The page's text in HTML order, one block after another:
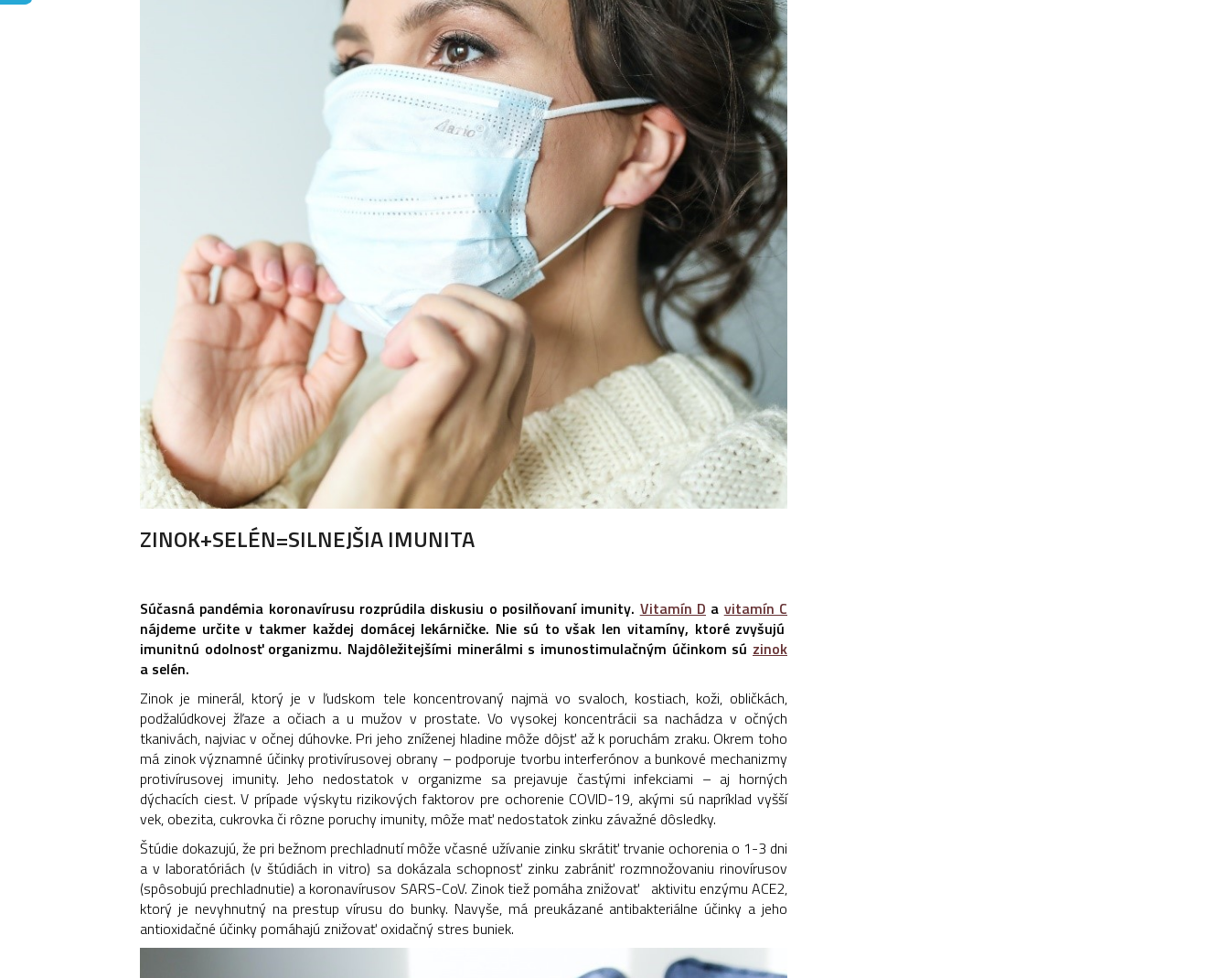
ZINOK+SELÉN=SILNEJŠIA IMUNITA
Súčasná pandémia koronavírusu rozprúdila diskusiu o posilňovaní imunity. Vitamín D a vitamín C
nájdeme určite v takmer každej domácej lekárničke. Nie sú to však len vitamíny, ktoré zvyšujú
imunitnú odolnosť organizmu. Najdôležitejšími minerálmi s imunostimulačným účinkom sú zinok
a selén.
Zinok je minerál, ktorý je v ľudskom tele koncentrovaný najmä vo svaloch, kostiach, koži, obličkách,
podžalúdkovej žľaze a očiach a u mužov v prostate. Vo vysokej koncentrácii sa nachádza v očných
tkanivách, najviac v očnej dúhovke. Pri jeho zníženej hladine môže dôjsť až k poruchám zraku. Okrem toho
má zinok významné účinky protivírusovej obrany – podporuje tvorbu interferónov a bunkové mechanizmy
protivírusovej imunity. Jeho nedostatok v organizme sa prejavuje častými infekciami – aj horných
dýchacích ciest. V prípade výskytu rizikových faktorov pre ochorenie COVID-19, akými sú napríklad vyšší
vek, obezita, cukrovka či rôzne poruchy imunity, môže mať nedostatok zinku závažné dôsledky.
Štúdie dokazujú, že pri bežnom prechladnutí môže včasné užívanie zinku skrátiť trvanie ochorenia o 1-3 dni
a v laboratóriách (v štúdiách in vitro) sa dokázala schopnosť zinku zabrániť rozmnožovaniu rinovírusov
(spôsobujú prechladnutie) a koronavírusov SARS-CoV. Zinok tiež pomáha znižovať aktivitu enzýmu ACE2,
ktorý je nevyhnutný na prestup vírusu do bunky. Navyše, má preukázané antibakteriálne účinky a jeho
antioxidačné účinky pomáhajú znižovať oxidačný stres buniek.